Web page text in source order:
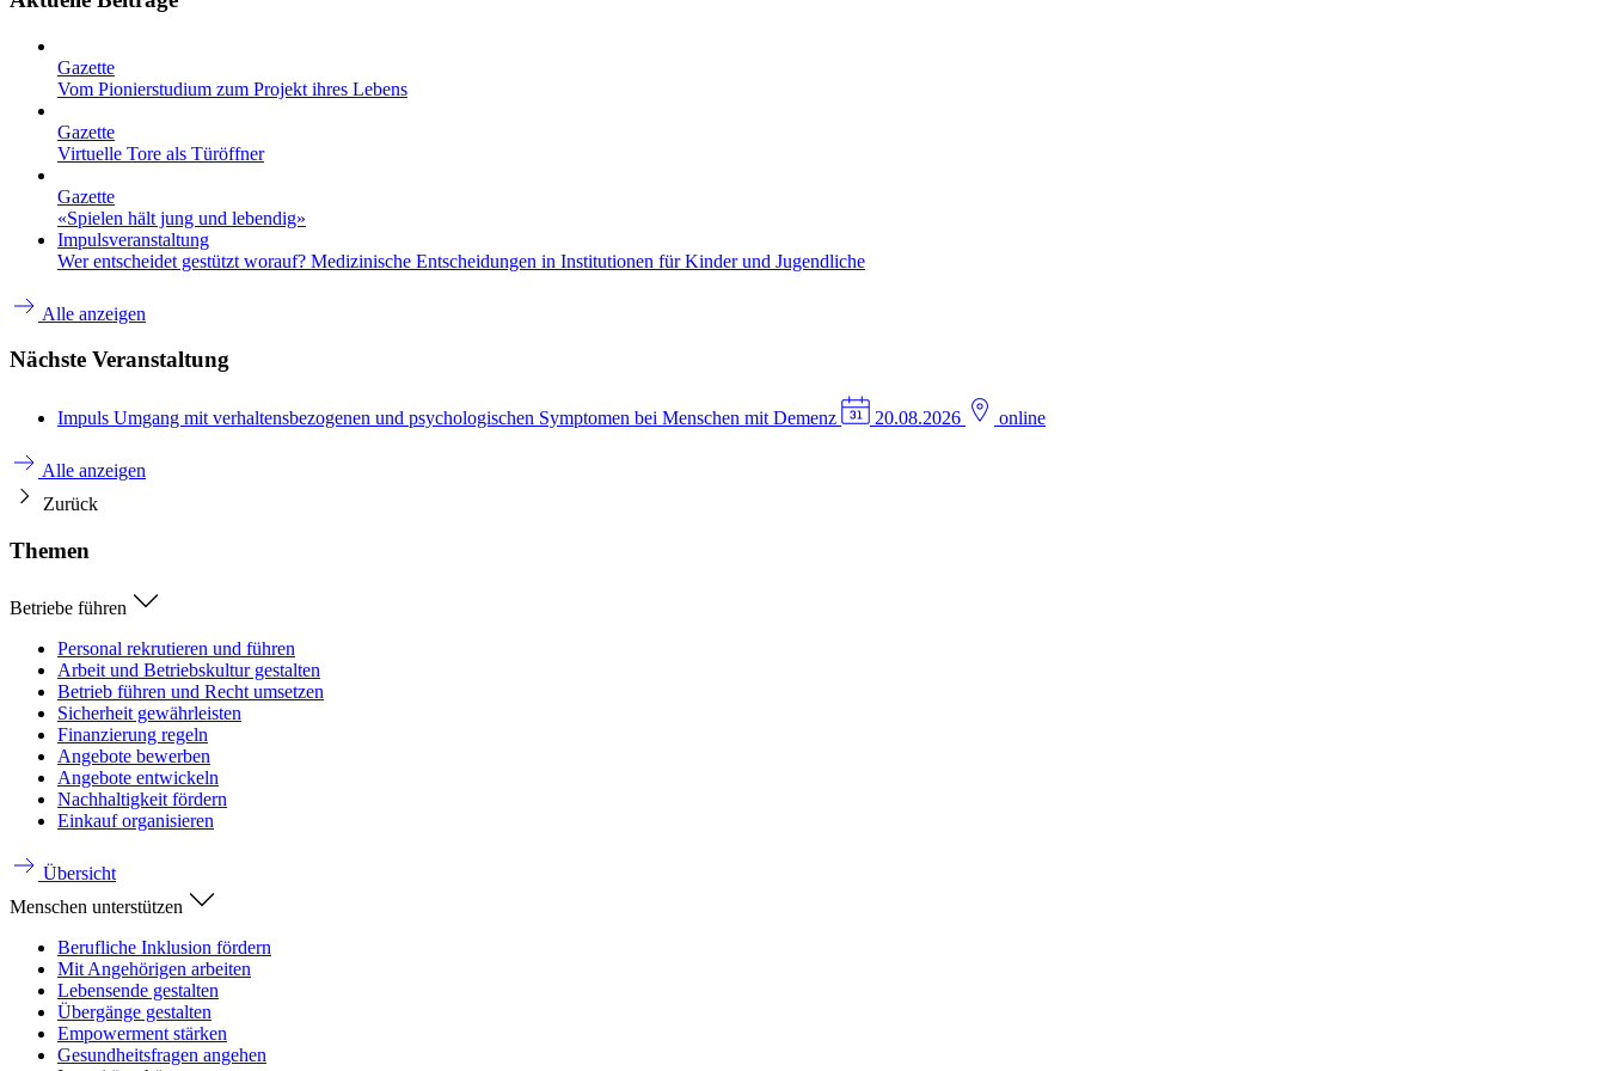
Gazette
Vom Pionierstudium zum Projekt ihres Lebens
Gazette
Virtuelle Tore als Türöffner
Gazette
«Spielen hält jung und lebendig»
Impulsveranstaltung
Wer entscheidet gestützt worauf? Medizinische Entscheidungen in Institutionen für Kinder und Jugendliche
Alle anzeigen
Nächste Veranstaltung
Impuls Umgang mit verhaltensbezogenen und psychologischen Symptomen bei Menschen mit Demenz 20.08.2026 online
Alle anzeigen
Zurück
Themen
Betriebe führen
Personal rekrutieren und führen
Arbeit und Betriebskultur gestalten
Betrieb führen und Recht umsetzen
Sicherheit gewährleisten
Finanzierung regeln
Angebote bewerben
Angebote entwickeln
Nachhaltigkeit fördern
Einkauf organisieren
Übersicht
Menschen unterstützen
Berufliche Inklusion fördern
Mit Angehörigen arbeiten
Lebensende gestalten
Übergänge gestalten
Empowerment stärken
Gesundheitsfragen angehen